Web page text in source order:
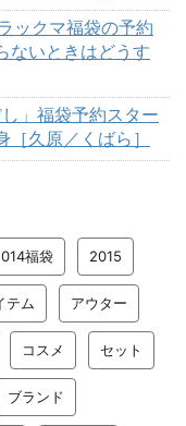
ックマ福袋の予約
ないときはどうす
」福袋予約スター
久原／くばら］
福袋 2015
テム アウター
コスメ セット
ブランド